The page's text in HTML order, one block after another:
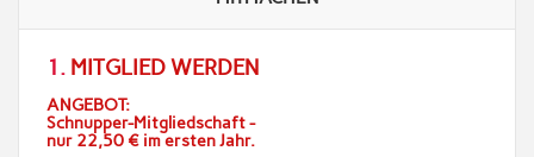
1. MITGLIED WERDEN
ANGEBOT:
Schnupper-Mitgliedschaft -
nur 22,50 € im ersten Jahr.